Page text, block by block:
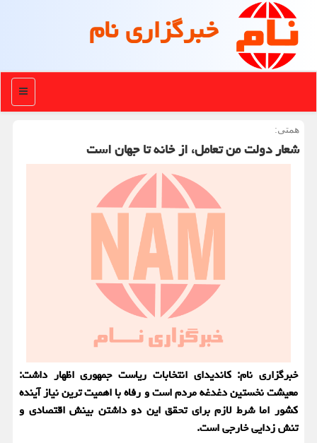
خبرگزاری نام
منو
همتی:
شعار دولت من تعامل، از خانه تا جهان است
خبرگزاری نام: کاندیدای انتخابات ریاست جمهوری اظهار داشت:
معیشت نخستین دغدغه مردم است و ‎رفاه با اهمیت ترین نیاز آینده
کشور اما شرط لازم برای تحقق این دو داشتن بینش اقتصادی و
تنش زدایی خارجی است.